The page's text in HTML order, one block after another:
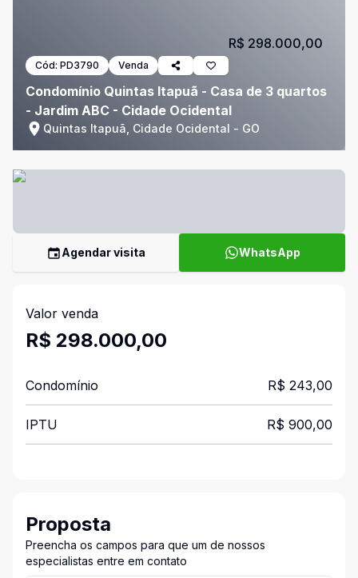
Cód: PD3790 Venda
Condomínio Quintas Itapuã - Casa de 3 quartos
- Jardim ABC - Cidade Ocidental
Quintas Itapuã, Cidade Ocidental - GO
R$ 298.000,00
Agendar visita WhatsApp
Valor venda
R$ 298.000,00
Condomínio R$ 243,00
IPTU R$ 900,00
Proposta
Preencha os campos para que um de nossos
especialistas entre em contato